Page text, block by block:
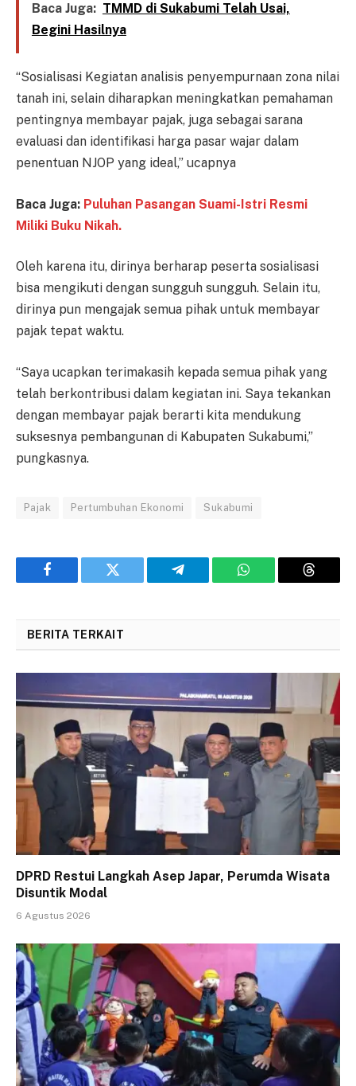
Baca Juga: TMMD di Sukabumi Telah Usai,
Begini Hasilnya
“Sosialisasi Kegiatan analisis penyempurnaan zona nilai
tanah ini, selain diharapkan meningkatkan pemahaman
pentingnya membayar pajak, juga sebagai sarana
evaluasi dan identifikasi harga pasar wajar dalam
penentuan NJOP yang ideal,” ucapnya
Baca Juga: Puluhan Pasangan Suami-Istri Resmi
Miliki Buku Nikah.
Oleh karena itu, dirinya berharap peserta sosialisasi
bisa mengikuti dengan sungguh sungguh. Selain itu,
dirinya pun mengajak semua pihak untuk membayar
pajak tepat waktu.
“Saya ucapkan terimakasih kepada semua pihak yang
telah berkontribusi dalam kegiatan ini. Saya tekankan
dengan membayar pajak berarti kita mendukung
suksesnya pembangunan di Kabupaten Sukabumi,”
pungkasnya.
Pajak Pertumbuhan Ekonomi Sukabumi
Facebook Twitter Telegram WhatsApp Threads
BERITA TERKAIT
DPRD Restui Langkah Asep Japar, Perumda Wisata
Disuntik Modal
6 Agustus 2026